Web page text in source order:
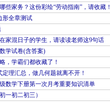
些家务？这份彩绘“劳动指南”，请收藏！
形全章测试
家混日子的学生，请读读老师这9句话
学试卷(含答案)
，学霸们都收藏了！
理汇总，做几何题就离不开！
数学下册第一次月考重要知识清单
一初二初三）